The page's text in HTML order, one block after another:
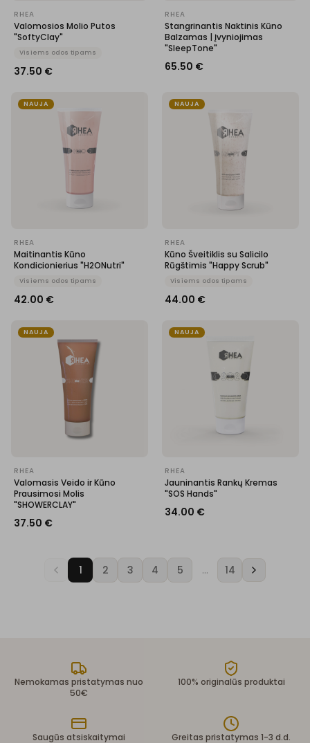
RHEA
Valomosios Molio Putos
"SoftyClay"
Visiems odos tipams
37.50 €
RHEA
Stangrinantis Naktinis Kūno
Balzamas | Įvyniojimas
"SleepTone"
65.50 €
NAUJA
RHEA
Maitinantis Kūno
Kondicionierius "H2ONutri"
Visiems odos tipams
42.00 €
NAUJA
RHEA
Kūno Šveitiklis su Salicilo
Rūgštimis "Happy Scrub"
Visiems odos tipams
44.00 €
NAUJA
RHEA
Valomasis Veido ir Kūno
Prausimosi Molis
"SHOWERCLAY"
37.50 €
NAUJA
RHEA
Jauninantis Rankų Kremas
"SOS Hands"
34.00 €
1 2 3 4 5 … 14
Nemokamas pristatymas nuo
50€
100% originalūs produktai
Saugūs atsiskaitymai Greitas pristatymas 1-3 d.d.